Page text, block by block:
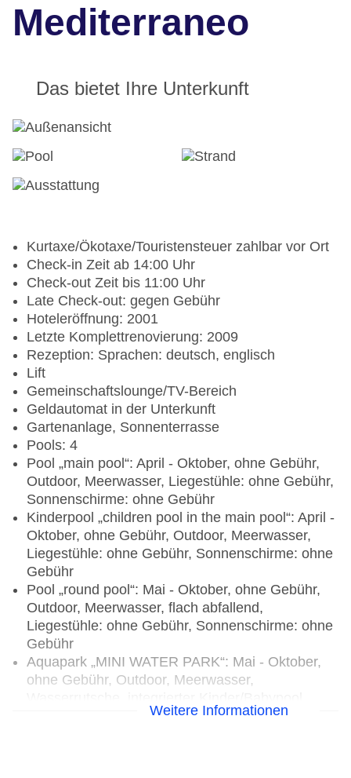
Mediterraneo
Das bietet Ihre Unterkunft
Kurtaxe/Ökotaxe/Touristensteuer zahlbar vor Ort
Check-in Zeit ab 14:00 Uhr
Check-out Zeit bis 11:00 Uhr
Late Check-out: gegen Gebühr
Hoteleröffnung: 2001
Letzte Komplettrenovierung: 2009
Rezeption: Sprachen: deutsch, englisch
Lift
Gemeinschaftslounge/TV-Bereich
Geldautomat in der Unterkunft
Gartenanlage, Sonnenterrasse
Pools: 4
Pool „main pool“: April - Oktober, ohne Gebühr,
Outdoor, Meerwasser, Liegestühle: ohne Gebühr,
Sonnenschirme: ohne Gebühr
Kinderpool „children pool in the main pool“: April -
Oktober, ohne Gebühr, Outdoor, Meerwasser,
Liegestühle: ohne Gebühr, Sonnenschirme: ohne
Gebühr
Pool „round pool“: Mai - Oktober, ohne Gebühr,
Outdoor, Meerwasser, flach abfallend,
Liegestühle: ohne Gebühr, Sonnenschirme: ohne
Gebühr
Aquapark „MINI WATER PARK“: Mai - Oktober,
ohne Gebühr, Outdoor, Meerwasser,
Liegestühle: ohne Gebühr, Sonnenschirme: ohne
Weitere Informationen